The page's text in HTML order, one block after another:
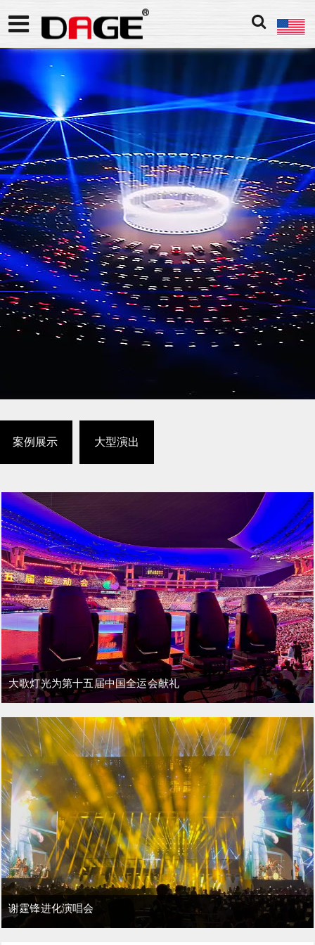
案例展示 大型演出
大歌灯光为第十五届中国全运会献礼
谢霆锋进化演唱会